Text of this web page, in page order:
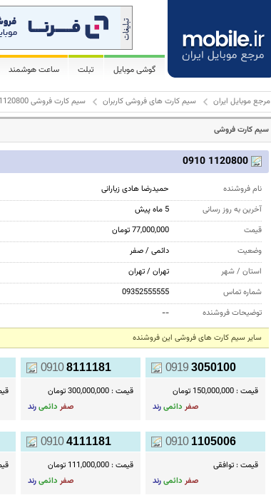
گوشی موبایل تبلت ساعت هوشمند
مرجع موبایل ایران سیم کارت های فروشی کاربران سیم کارت فروشی 1120800 0910
سیم کارت فروشی
1120800 0910
نام فروشنده
حمیدرضا هادی زیارانی
آخرین به روز رسانی
5 ماه پیش
قیمت
77,000,000 تومان
وضعیت
دائمی / صفر
استان / شهر
تهران / تهران
شماره تماس
09352555555
توضیحات فروشنده
--
سایر سیم کارت های فروشی این فروشنده
0919 3050100
قیمت :150,000,000 تومان
صفر دائمیرند
0910 8111181
قیمت :300,000,000 تومان
صفر دائمیرند
0910 1105006
قیمت :توافقی
صفر دائمیرند
0910 4111181
قیمت :111,000,000 تومان
صفر دائمیرند